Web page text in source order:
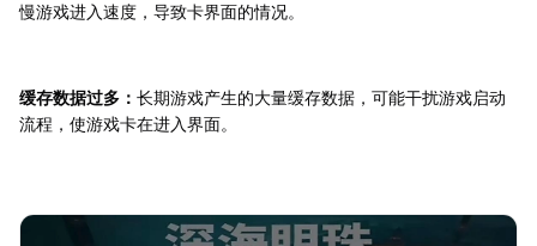
慢游戏进入速度，导致卡界面的情况。
缓存数据过多： 长期游戏产生的大量缓存数据，可能干扰游戏启动
流程，使游戏卡在进入界面。